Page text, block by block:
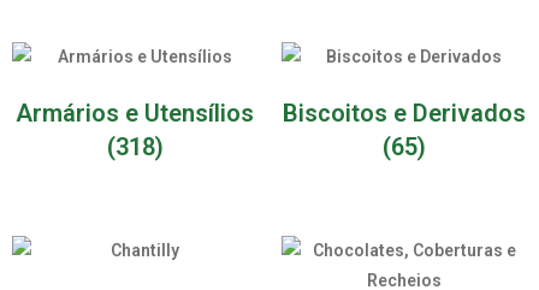
Armários e Utensílios
(318)
Biscoitos e Derivados
(65)